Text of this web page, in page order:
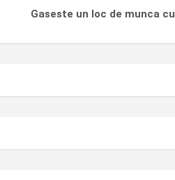
Gaseste un loc de munca cu